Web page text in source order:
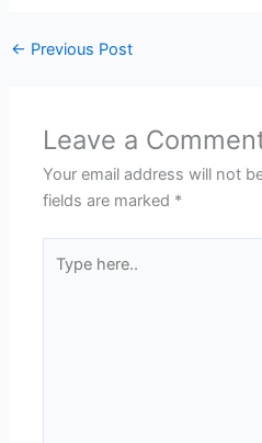
← Previous Post
Leave a
Your email address will not
fields are marked *
here..